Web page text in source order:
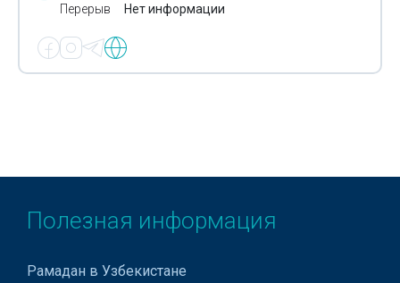
Перерыв
Нет информации
Полезная информация
Рамадан в Узбекистане